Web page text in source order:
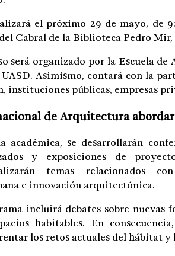
el próximo 29 de mayo, de
Cabral de la Biblioteca Pedro Mir,
será organizado por la Escuela
Asimismo, contará con la
instituciones públicas, empresas
de Arquitectura
académica, se desarrollarán
y exposiciones de
temas relacionados
e innovación arquitectónica.
incluirá debates sobre nuevas
habitables. En
los retos actuales del hábitat